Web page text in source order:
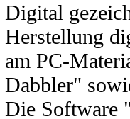
Digital
Herstellung
am PC-
Dabbler"
Die Software